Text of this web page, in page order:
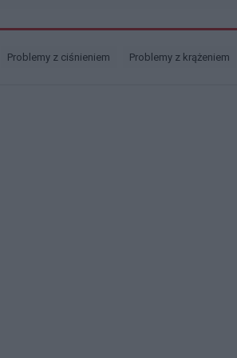
problemy z ciśnieniem problemy z krążeniem